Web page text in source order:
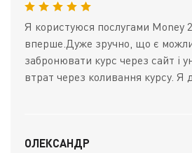
Я користуюся послугами Money
вперше.Дуже зручно, що є
забронювати курс через сайт і
втрат через коливання курсу. Я
ОЛЕКСАНДР